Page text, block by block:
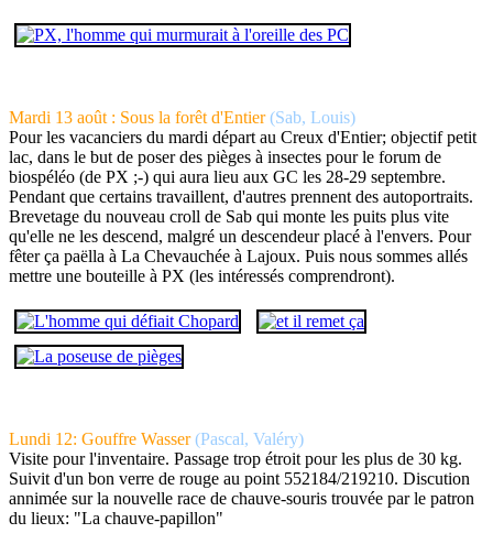
Mardi 13 août : Sous la forêt d'Entier (Sab, Louis)
Pour les vacanciers du mardi départ au Creux d'Entier; objectif petit
lac, dans le but de poser des pièges à insectes pour le forum de
biospéléo (de PX ;-) qui aura lieu aux GC les 28-29 septembre.
Pendant que certains travaillent, d'autres prennent des autoportraits.
Brevetage du nouveau croll de Sab qui monte les puits plus vite
qu'elle ne les descend, malgré un descendeur placé à l'envers. Pour
fêter ça paëlla à La Chevauchée à Lajoux. Puis nous sommes allés
mettre une bouteille à PX (les intéressés comprendront).
Lundi 12: Gouffre Wasser (Pascal, Valéry)
Visite pour l'inventaire. Passage trop étroit pour les plus de 30 kg.
Suivit d'un bon verre de rouge au point 552184/219210. Discution
annimée sur la nouvelle race de chauve-souris trouvée par le patron
du lieux: "La chauve-papillon"